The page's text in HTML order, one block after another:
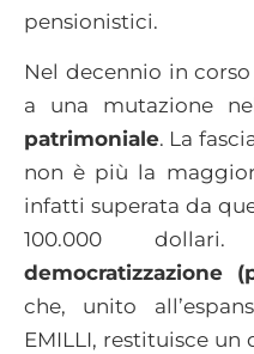
pensionistici.
Nel decennio in
a una mutazione
patrimoniale. La
non è più la
infatti superata da
100.000
democratizzazione
che, unito
EMILLI, restituisce